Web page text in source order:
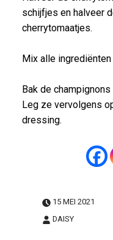
schijfjes en halveer
cherrytomaatjes.
Mix alle
Bak de
Leg ze vervolgens
dressing.
15 MEI 2021
DAISY